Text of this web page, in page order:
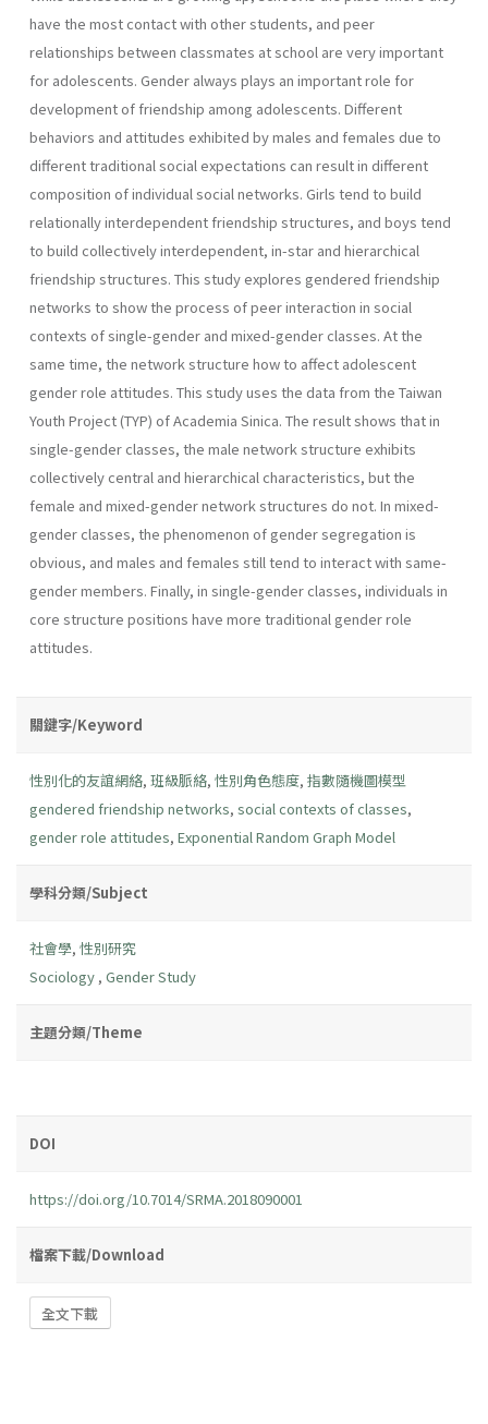
have the most contact with other students, and peer
relationships between classmates at school are very important
for adolescents. Gender always plays an important role for
development of friendship among adolescents. Different
behaviors and attitudes exhibited by males and females due to
different traditional social expectations can result in different
composition of individual social networks. Girls tend to build
relationally interdependent friendship structures, and boys tend
to build collectively interdependent, in-star and hierarchical
friendship structures. This study explores gendered friendship
networks to show the process of peer interaction in social
contexts of single-gender and mixed-gender classes. At the
same time, the network structure how to affect adolescent
gender role attitudes. This study uses the data from the Taiwan
Youth Project (TYP) of Academia Sinica. The result shows that in
single-gender classes, the male network structure exhibits
collectively central and hierarchical characteristics, but the
female and mixed-gender network structures do not. In mixed-
gender classes, the phenomenon of gender segregation is
obvious, and males and females still tend to interact with same-
gender members. Finally, in single-gender classes, individuals in
core structure positions have more traditional gender role
attitudes.
關鍵字/Keyword
性別化的友誼網絡, 班級脈絡, 性別角色態度, 指數隨機圖模型
gendered friendship networks, social contexts of classes,
gender role attitudes, Exponential Random Graph Model
學科分類/Subject
社會學, 性別研究
Sociology , Gender Study
主題分類/Theme
DOI
https://doi.org/10.7014/SRMA.2018090001
檔案下載/Download
全文下載